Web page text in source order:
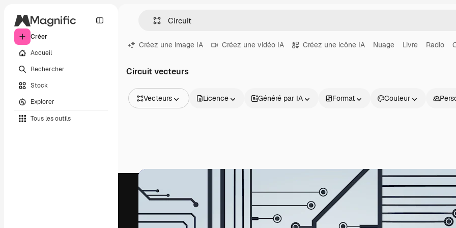
Créer
Accueil
Rechercher
Stock
Explorer
Tous les outils
Créez une image IA Créez une vidéo IA Créez une icône IA Nuage Livre Radio
Circuit vecteurs
Vecteurs
Vidéos
Graphiques animés
Templates vidéos
Modèles 3D
Polices
Licence Généré par IA Format Couleur
Produits Commencer